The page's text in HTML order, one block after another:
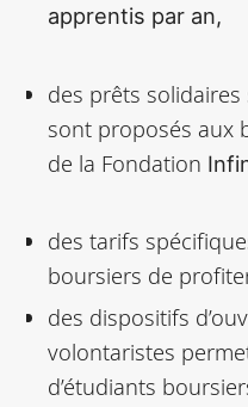
apprentis par an,
des prêts
sont proposés aux
de la Fondation
des tarifs
boursiers de
des dispositifs
volontaristes
d’étudiants